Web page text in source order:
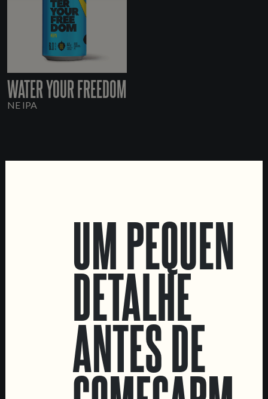
WATER YOUR FREEDOM
NE IPA
Quero vender as vossas cervejas!
Tours e eventos privados
UM PEQUENO
DETALHE
ANTES DE